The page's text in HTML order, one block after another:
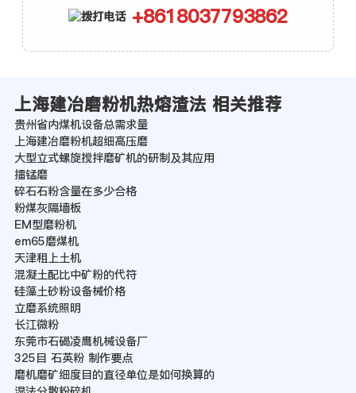
+8618037793862
上海建冶磨粉机热熔渣法 相关推荐
贵州省内煤机设备总需求量
上海建冶磨粉机超细高压磨
大型立式螺旋搅拌磨矿机的研制及其应用
擂锰磨
碎石石粉含量在多少合格
粉煤灰隔墙板
EM型磨粉机
em65磨煤机
天津租上土机
混凝土配比中矿粉的代符
硅藻土砂粉设备械价格
立磨系统照明
长江微粉
东莞市石碣凌鹰机械设备厂
325目 石英粉 制作要点
磨机磨矿细度目的直径单位是如何换算的